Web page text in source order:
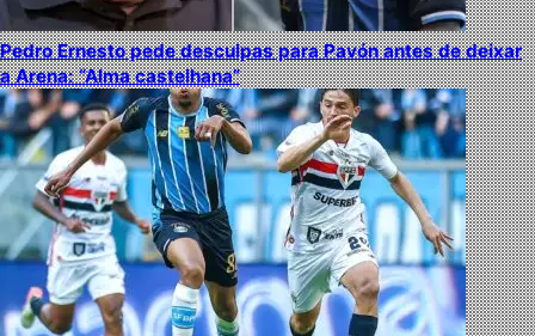
Pedro Ernesto pede desculpas para Pavón antes de deixar
a Arena: “Alma castelhana”